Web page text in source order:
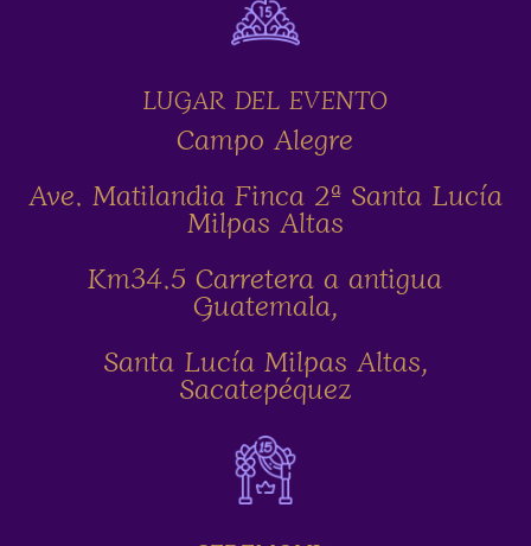
LUGAR DEL EVENTO
Campo Alegre
Ave. Matilandia Finca 2ª Santa Lucía
Milpas Altas
Km34.5 Carretera a antigua
Guatemala,
Santa Lucía Milpas Altas,
Sacatepéquez